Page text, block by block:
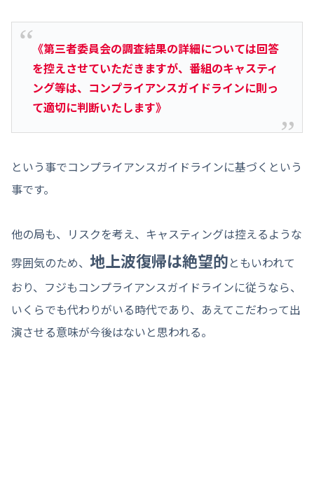
《第三者委員会の調査結果の詳細については回答
を控えさせていただきますが、番組のキャスティ
ング等は、コンプライアンスガイドラインに則っ
て適切に判断いたします》
という事でコンプライアンスガイドラインに基づくという
事です。
他の局も、リスクを考え、キャスティングは控えるような
雰囲気のため、 地上波復帰は絶望的ともいわれて
おり、フジもコンプライアンスガイドラインに従うなら、
いくらでも代わりがいる時代であり、あえてこだわって出
演させる意味が今後はないと思われる。